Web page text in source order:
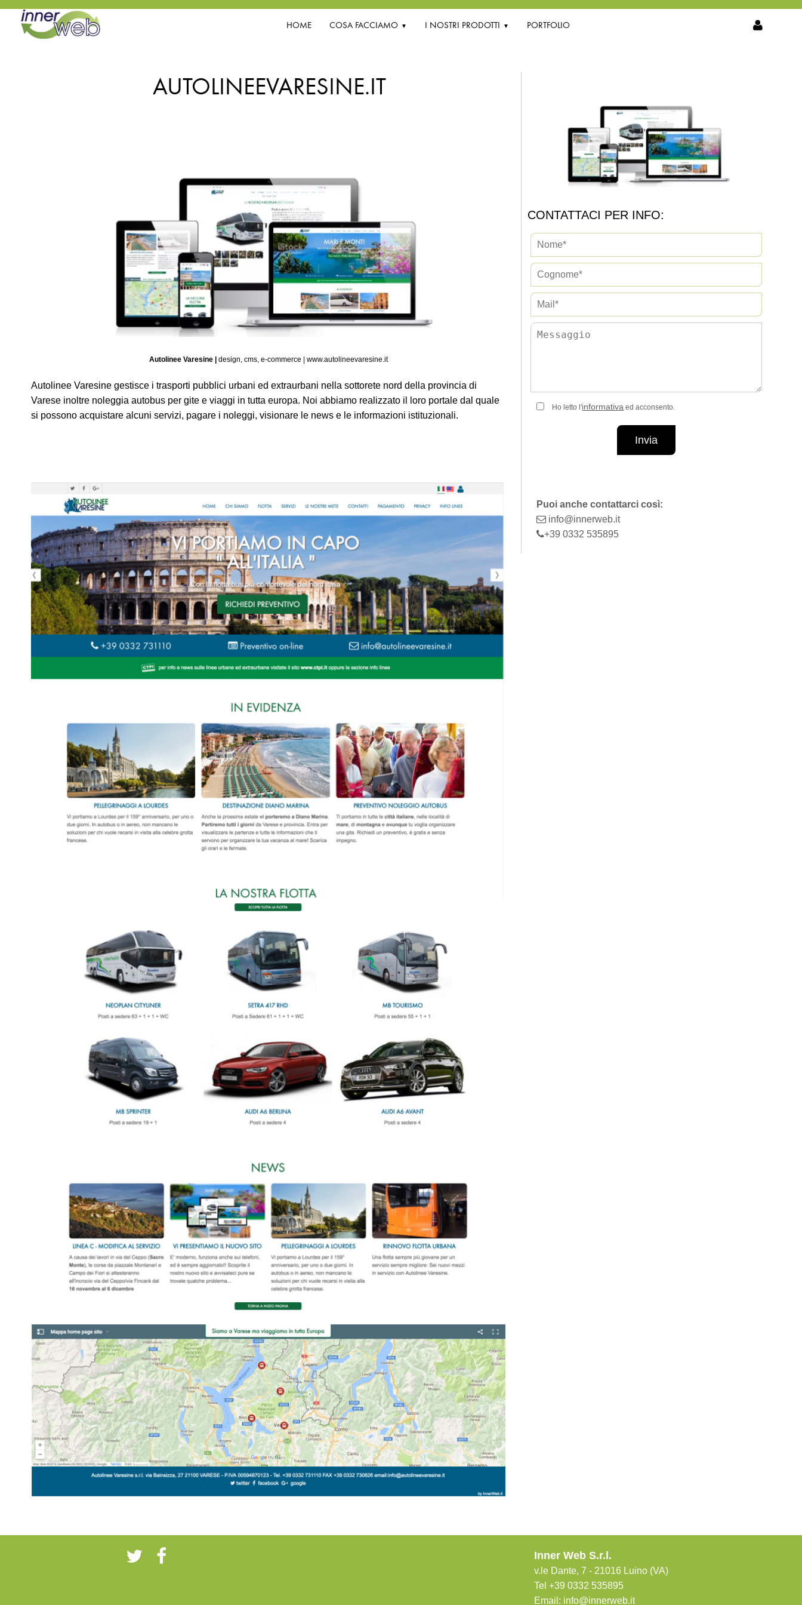
HOME COSA FACCIAMO I NOSTRI PRODOTTI PORTFOLIO
AUTOLINEEVARESINE.IT
Autolinee Varesine |design, cms, e-commerce |www.autolineevaresine.it
Autolinee Varesine gestisce i trasporti pubblici urbani ed extraurbani nella sottorete nord della provincia di
Varese inoltre noleggia autobus per gite e viaggi in tutta europa. Noi abbiamo realizzato il loro portale dal quale
si possono acquistare alcuni servizi, pagare i noleggi, visionare le news e le informazioni istituzionali.
CONTATTACI PER INFO:
Ho letto l'informativa ed acconsento.
Invia
Puoi anche contattarci così:
info@innerweb.it
+39 0332 535895
Inner Web S.r.l.
v.le Dante, 7 - 21016 Luino (VA)
Tel +39 0332 535895
Email: info@innerweb.it